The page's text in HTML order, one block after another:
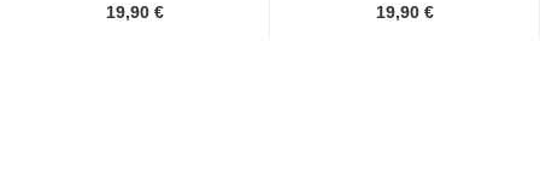
19,90 € 19,90 €